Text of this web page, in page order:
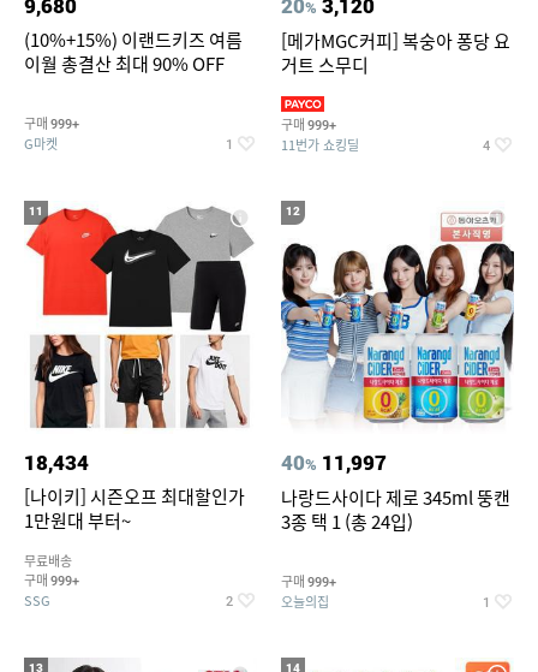
(10%+15%) 이랜드키즈 여름
이월 총결산 최대 90% OFF
구매 999+
G마켓 1
%
[메가MGC커피] 복숭아 퐁당 요
거트 스무디
구매 999+
11번가 쇼킹딜 4
11
18,434
[나이키] 시즌오프 최대할인가
1만원대 부터~
무료배송
구매 999+
SSG 2
12
40% 11,997
나랑드사이다 제로 345ml 뚱캔
3종 택 1 (총 24입)
구매 999+
오늘의집 1
13 14